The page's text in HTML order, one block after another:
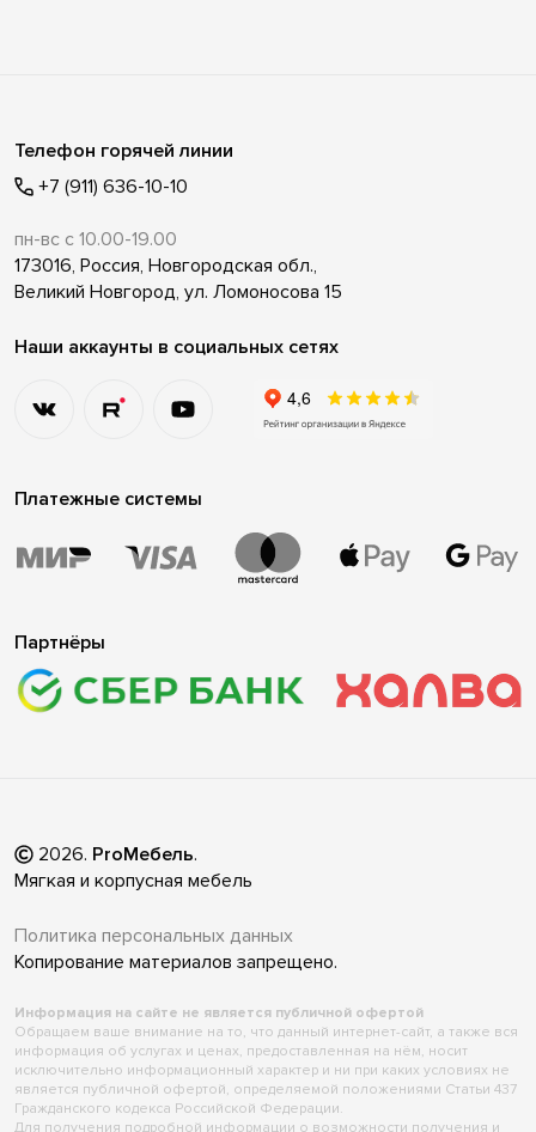
Телефон горячей линии
+7 (911) 636-10-10
пн-вс с 10.00-19.00
173016, Россия, Новгородская обл.,
Великий Новгород, ул. Ломоносова 15
Наши аккаунты в социальных сетях
Платежные системы
Партнёры
2026. ProМебель.
Мягкая и корпусная мебель
Политика персональных данных
Копирование материалов запрещено.
Информация на сайте не является публичной офертой
Обращаем ваше внимание на то, что данный интернет-сайт, а также вся
информация об услугах и ценах, предоставленная на нём, носит
исключительно информационный характер и ни при каких условиях не
является публичной офертой, определяемой положениями Статьи 437
Гражданского кодекса Российской Федерации.
Для получения подробной информации о возможности получения и